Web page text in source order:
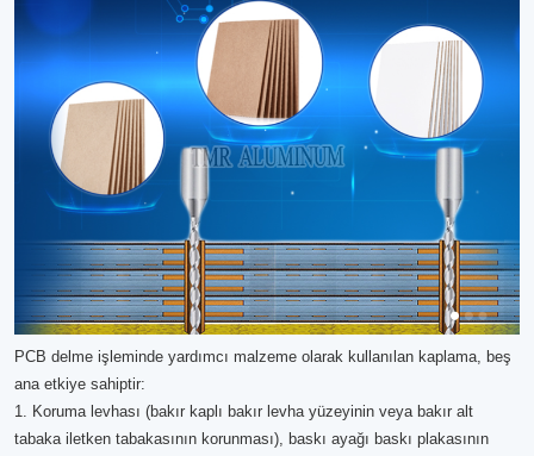
PCB delme işleminde yardımcı malzeme olarak kullanılan kaplama, beş
ana etkiye sahiptir:
1. Koruma levhası (bakır kaplı bakır levha yüzeyinin veya bakır alt
tabaka iletken tabakasının korunması), baskı ayağı baskı plakasının